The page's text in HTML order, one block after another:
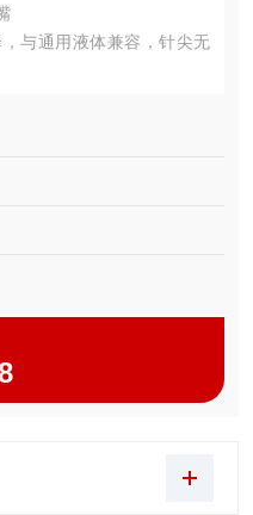
与通用液体兼容，针尖无